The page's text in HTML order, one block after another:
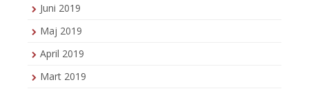
Juni 2019
Maj 2019
April 2019
Mart 2019